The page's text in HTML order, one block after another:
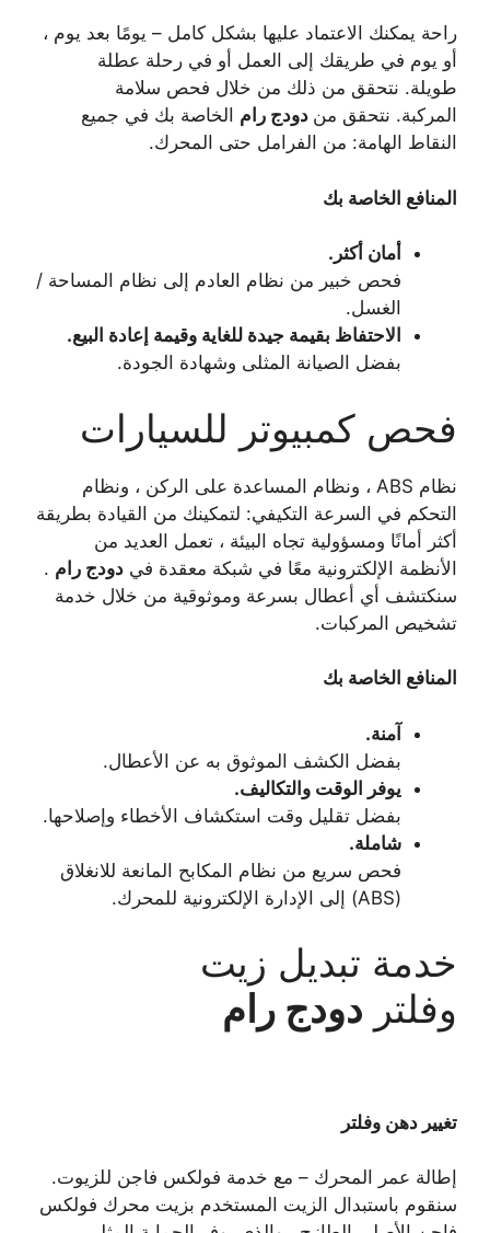
راحة يمكنك الاعتماد عليها بشكل كامل – يومًا بعد يوم ،
أو يوم في طريقك إلى العمل أو في رحلة عطلة
طويلة. نتحقق من ذلك من خلال فحص سلامة
المركبة. نتحقق من دودج رام الخاصة بك في جميع
النقاط الهامة: من الفرامل حتى المحرك.
المنافع الخاصة بك
أمان أكثر.
فحص خبير من نظام العادم إلى نظام المساحة /
الغسل.
الاحتفاظ بقيمة جيدة للغاية وقيمة إعادة البيع.
بفضل الصيانة المثلى وشهادة الجودة.
فحص كمبيوتر للسيارات
نظام ABS ، ونظام المساعدة على الركن ، ونظام
التحكم في السرعة التكيفي: لتمكينك من القيادة بطريقة
أكثر أمانًا ومسؤولية تجاه البيئة ، تعمل العديد من
الأنظمة الإلكترونية معًا في شبكة معقدة في دودج رام .
سنكتشف أي أعطال بسرعة وموثوقية من خلال خدمة
تشخيص المركبات.
المنافع الخاصة بك
آمنة.
بفضل الكشف الموثوق به عن الأعطال.
يوفر الوقت والتكاليف.
بفضل تقليل وقت استكشاف الأخطاء وإصلاحها.
شاملة.
فحص سريع من نظام المكابح المانعة للانغلاق
(ABS) إلى الإدارة الإلكترونية للمحرك.
خدمة تبديل زيت
وفلتر دودج رام
تغيير دهن وفلتر
إطالة عمر المحرك – مع خدمة فولكس فاجن للزيوت.
سنقوم باستبدال الزيت المستخدم بزيت محرك فولكس